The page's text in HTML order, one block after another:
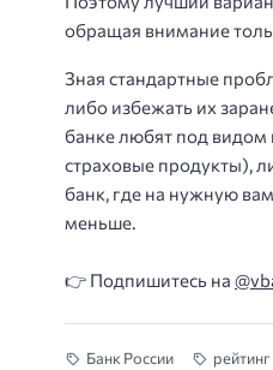
обращая внимание
Зная стандартные
либо избежать их
банке любят под видом
страховые продукты),
банк, где на нужную
меньше.
👉 Подпишитесь на
Банк России рейтинг